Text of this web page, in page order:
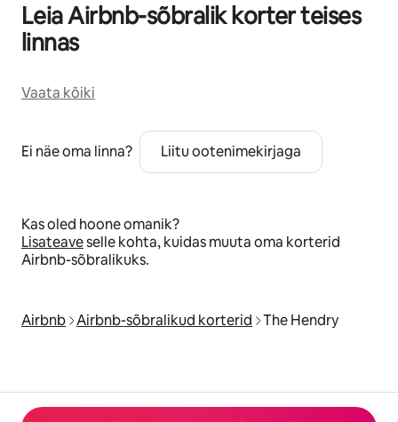
Leia Airbnb-sõbralik korter teises
linnas
Vaata kõiki
Ei näe oma linna? Liitu ootenimekirjaga
Kas oled hoone omanik?
Lisateaveselle kohta, kuidas muuta oma korterid
Airbnb-sõbralikuks.
Airbnb Airbnb-sõbralikud korterid The Hendry